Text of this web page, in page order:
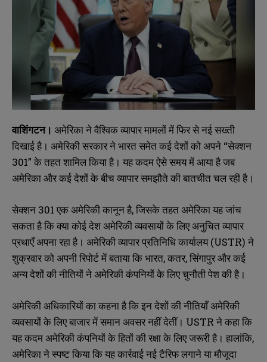
वाशिंगटन। अमेरिका ने वैश्विक व्यापार मामलों में फिर से नई सख्ती
दिखाई है। अमेरिकी सरकार ने भारत समेत कई देशों को अपने “सेक्शन
301” के तहत शामिल किया है। यह कदम ऐसे समय में आया है जब
अमेरिका और कई देशों के बीच व्यापार समझौते की बातचीत चल रही है।
सेक्शन 301 एक अमेरिकी कानून है, जिसके तहत अमेरिका यह जांच
सकता है कि क्या कोई देश अमेरिकी व्यवसायों के लिए अनुचित व्यापार
प्रथाएँ अपना रहा है। अमेरिकी व्यापार प्रतिनिधि कार्यालय (USTR) ने
शुक्रवार को अपनी रिपोर्ट में बताया कि भारत, कतर, सिंगापुर और कई
अन्य देशों की नीतियों ने अमेरिकी कंपनियों के लिए चुनौती पेश की है।
अमेरिकी अधिकारियों का कहना है कि इन देशों की नीतियाँ अमेरिकी
व्यवसायों के लिए बाजार में समान अवसर नहीं देतीं। USTR ने कहा कि
यह कदम अमेरिकी कंपनियों के हितों की रक्षा के लिए जरूरी है। हालांकि,
अमेरिका ने स्पष्ट किया कि यह कार्रवाई नई टैरिफ लगाने या मौजूदा